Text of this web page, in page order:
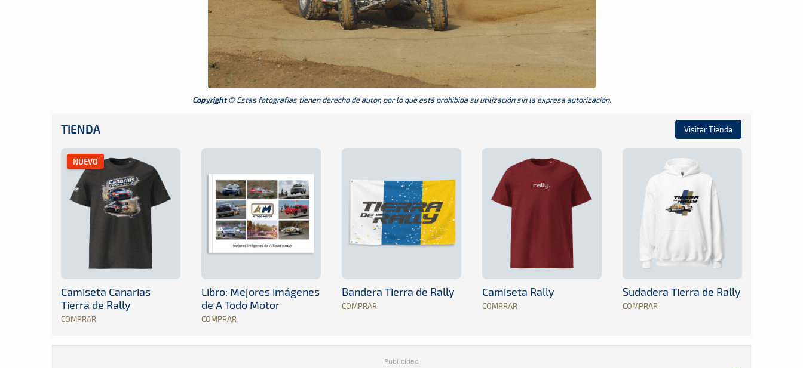
Copyright© Estas fotografias tienen derecho de autor, por lo que está prohibida su utilización sin la expresa autorización.
TIENDA Visitar Tienda
NUEVO
Camiseta Canarias
Tierra de Rally
COMPRAR
Libro: Mejores imágenes
de A Todo Motor
COMPRAR
Bandera Tierra de Rally
COMPRAR
Camiseta Rally
COMPRAR
Sudadera Tierra de Rally
COMPRAR
Publicidad